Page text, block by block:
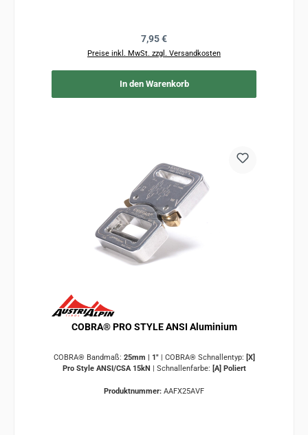
Regulärer Preis:
7,95 €
Preise inkl. MwSt. zzgl. Versandkosten
In den Warenkorb
COBRA® PRO STYLE ANSI Aluminium
COBRA® Bandmaß: 25mm | 1" | COBRA® Schnallentyp: [X]
Pro Style ANSI/CSA 15kN | Schnallenfarbe: [A] Poliert
Produktnummer: AAFX25AVF